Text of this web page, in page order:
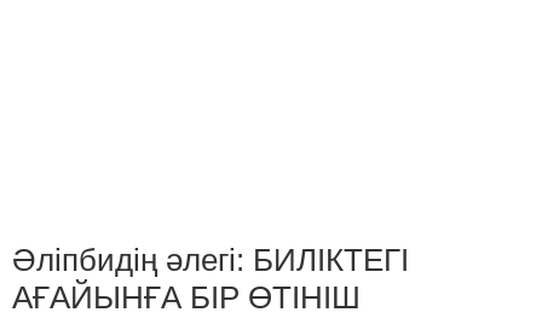
Әліпбидің әлегі: БИЛІКТЕГІ
АҒАЙЫНҒА БІР ӨТІНІШ